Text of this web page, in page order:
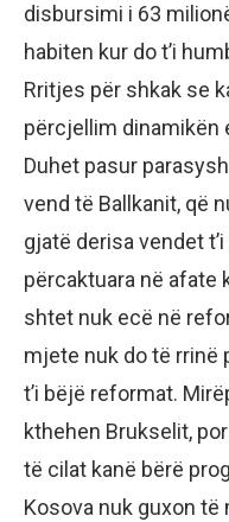
disbursimi i 63
habiten kur do t’i
Rritjes për shkak se
përcjellim dinamikën
Duhet pasur
vend të Ballkanit, që
gjatë derisa vendet
përcaktuara në afate
shtet nuk ecë në
mjete nuk do të rrinë
t’i bëjë reformat.
kthehen Brukselit,
të cilat kanë bërë
Kosova nuk guxon